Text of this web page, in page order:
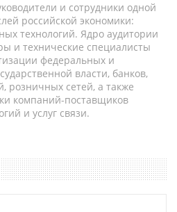
и сотрудники одной
российской экономики:
технологий. Ядро аудитории
и технические специалисты
федеральных и
власти, банков,
сетей, а также
компаний-поставщиков
и услуг связи.